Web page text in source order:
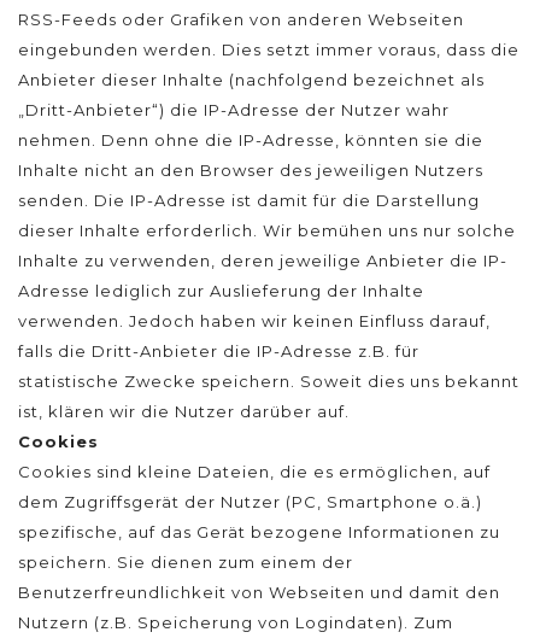
RSS-Feeds oder Grafiken von anderen Webseiten
eingebunden werden. Dies setzt immer voraus, dass die
Anbieter dieser Inhalte (nachfolgend bezeichnet als
„Dritt-Anbieter“) die IP-Adresse der Nutzer wahr
nehmen. Denn ohne die IP-Adresse, könnten sie die
Inhalte nicht an den Browser des jeweiligen Nutzers
senden. Die IP-Adresse ist damit für die Darstellung
dieser Inhalte erforderlich. Wir bemühen uns nur solche
Inhalte zu verwenden, deren jeweilige Anbieter die IP-
Adresse lediglich zur Auslieferung der Inhalte
verwenden. Jedoch haben wir keinen Einfluss darauf,
falls die Dritt-Anbieter die IP-Adresse z.B. für
statistische Zwecke speichern. Soweit dies uns bekannt
ist, klären wir die Nutzer darüber auf.
Cookies
Cookies sind kleine Dateien, die es ermöglichen, auf
dem Zugriffsgerät der Nutzer (PC, Smartphone o.ä.)
spezifische, auf das Gerät bezogene Informationen zu
speichern. Sie dienen zum einem der
Benutzerfreundlichkeit von Webseiten und damit den
Nutzern (z.B. Speicherung von Logindaten). Zum